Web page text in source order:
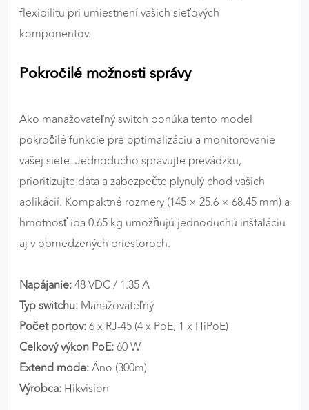
flexibilitu pri umiestnení vašich sieťových
komponentov.
Pokročilé možnosti správy
Ako manažovateľný switch ponúka tento model
pokročilé funkcie pre optimalizáciu a monitorovanie
vašej siete. Jednoducho spravujte prevádzku,
prioritizujte dáta a zabezpečte plynulý chod vašich
aplikácií. Kompaktné rozmery (145 × 25.6 × 68.45 mm) a
hmotnosť iba 0.65 kg umožňujú jednoduchú inštaláciu
aj v obmedzených priestoroch.
Napájanie:48 VDC / 1.35 A
Typ switchu: Manažovateľný
Počet portov:6 x RJ-45 (4 x PoE, 1 x HiPoE)
Celkový výkon PoE:60 W
Extend mode:Áno (300m)
Výrobca: Hikvision